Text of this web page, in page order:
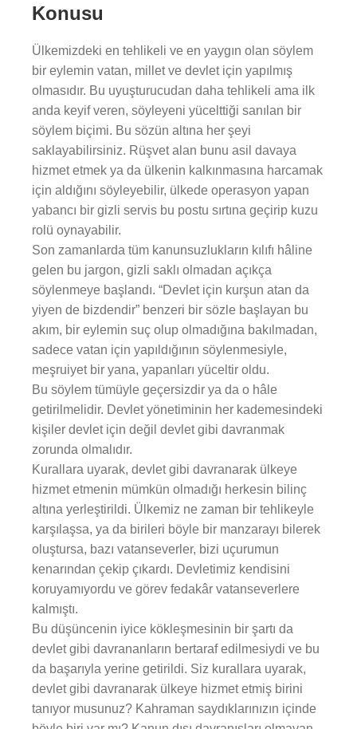
Konusu
Ülkemizdeki en tehlikeli ve en yaygın olan söylem
bir eylemin vatan, millet ve devlet için yapılmış
olmasıdır. Bu uyuşturucudan daha tehlikeli ama ilk
anda keyif veren, söyleyeni yücelttiği sanılan bir
söylem biçimi. Bu sözün altına her şeyi
saklayabilirsiniz. Rüşvet alan bunu asil davaya
hizmet etmek ya da ülkenin kalkınmasına harcamak
için aldığını söyleyebilir, ülkede operasyon yapan
yabancı bir gizli servis bu postu sırtına geçirip kuzu
rolü oynayabilir.
Son zamanlarda tüm kanunsuzlukların kılıfı hâline
gelen bu jargon, gizli saklı olmadan açıkça
söylenmeye başlandı. “Devlet için kurşun atan da
yiyen de bizdendir” benzeri bir sözle başlayan bu
akım, bir eylemin suç olup olmadığına bakılmadan,
sadece vatan için yapıldığının söylenmesiyle,
meşruiyet bir yana, yapanları yüceltir oldu.
Bu söylem tümüyle geçersizdir ya da o hâle
getirilmelidir. Devlet yönetiminin her kademesindeki
kişiler devlet için değil devlet gibi davranmak
zorunda olmalıdır.
Kurallara uyarak, devlet gibi davranarak ülkeye
hizmet etmenin mümkün olmadığı herkesin bilinç
altına yerleştirildi. Ülkemiz ne zaman bir tehlikeyle
karşılaşsa, ya da birileri böyle bir manzarayı bilerek
oluştursa, bazı vatanseverler, bizi uçurumun
kenarından çekip çıkardı. Devletimiz kendisini
koruyamıyordu ve görev fedakâr vatanseverlere
kalmıştı.
Bu düşüncenin iyice kökleşmesinin bir şartı da
devlet gibi davrananların bertaraf edilmesiydi ve bu
da başarıyla yerine getirildi. Siz kurallara uyarak,
devlet gibi davranarak ülkeye hizmet etmiş birini
tanıyor musunuz? Kahraman saydıklarınızın içinde